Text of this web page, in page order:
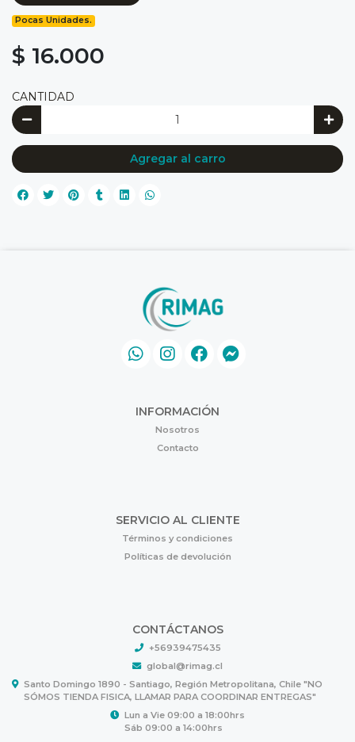
Pocas Unidades.
$ 16.000
CANTIDAD
Agregar al carro
INFORMACIÓN
Nosotros
Contacto
SERVICIO AL CLIENTE
Términos y condiciones
Políticas de devolución
CONTÁCTANOS
+56939475435
global@rimag.cl
Santo Domingo 1890 - Santiago, Región Metropolitana, Chile "NO
SÓMOS TIENDA FISICA, LLAMAR PARA COORDINAR ENTREGAS"
Lun a Vie 09:00 a 18:00hrs
Sáb 09:00 a 14:00hrs